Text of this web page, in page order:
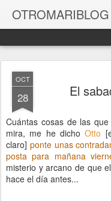
OTROMARIBLOG
OCT
28 El
Cuántas cosas de las
mira, me he dichoOtto
claro] ponte unas
posta para mañana
misterio y arcano de que
hace el día antes...